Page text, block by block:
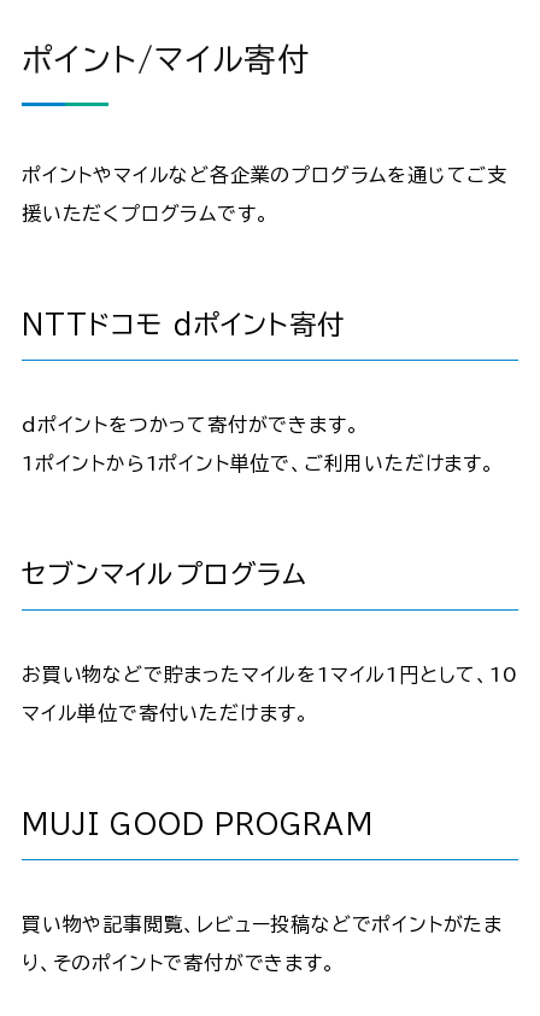
ポイント/マイル寄付
ポイントやマイルなど各企業のプログラムを通じてご支
援いただくプログラムです。
NTTドコモ dポイント寄付
dポイントをつかって寄付ができます。
1ポイントから1ポイント単位で、ご利用いただけます。
セブンマイルプログラム
お買い物などで貯まったマイルを1マイル1円として、10
マイル単位で寄付いただけます。
MUJI GOOD PROGRAM
買い物や記事閲覧、レビュー投稿などでポイントがたま
り、そのポイントで寄付ができます。